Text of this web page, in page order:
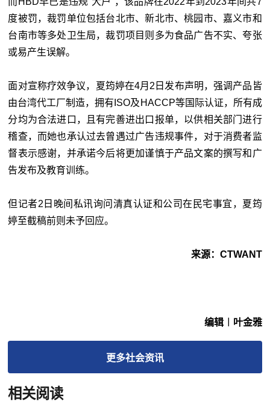
度被罚，裁罚单位包括台北市、新北市、桃园市、嘉义市和
台南市等多处卫生局，裁罚项目则多为食品广告不实、夸张
或易产生误解。
面对宣称疗效争议，夏筠婷在4月2日发布声明，强调产品皆
由台湾代工厂制造，拥有ISO及HACCP等国际认证，所有成
分均为合法进口，且有完善进出口报单，以供相关部门进行
稽查，而她也承认过去曾遇过广告违规事件，对于消费者监
督表示感谢，并承诺今后将更加谨慎于产品文案的撰写和广
告发布及教育训练。
但记者2日晚间私讯询问清真认证和公司在民宅事宜，夏筠
婷至截稿前则未予回应。
来源：CTWANT
编辑︱叶金雅
更多社会资讯
相关阅读